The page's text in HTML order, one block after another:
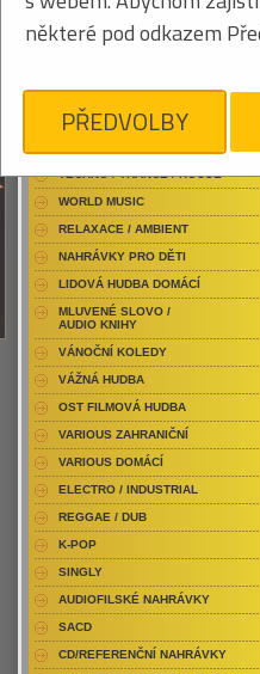
RAP / HIP HOP DOMÁCÍ
RAP / HIP HOP ZAHRANIČNÍ
DVD / HUDBA
PUNK / HARDCORE
TECHNO / TRANCE / HOUSE
WORLD MUSIC
RELAXACE / AMBIENT
NAHRÁVKY PRO DĚTI
LIDOVÁ HUDBA DOMÁCÍ
MLUVENÉ SLOVO /
AUDIO KNIHY
VÁNOČNÍ KOLEDY
VÁŽNÁ HUDBA
OST FILMOVÁ HUDBA
VARIOUS ZAHRANIČNÍ
VARIOUS DOMÁCÍ
ELECTRO / INDUSTRIAL
REGGAE / DUB
K-POP
SINGLY
AUDIOFILSKÉ NAHRÁVKY
SACD
CD/REFERENČNÍ NAHRÁVKY
některé pod odkazem
PŘEDVOLBY